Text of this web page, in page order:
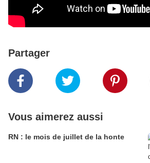
Partager
Vous aimerez aussi
RN : le mois de juillet de la honte